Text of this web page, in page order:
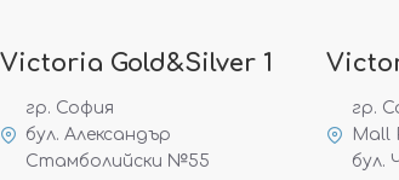
Victoria Gold&Silver 1
гр. София
бул. Александър
Стамболийски №55
гр.
Mall
бул.